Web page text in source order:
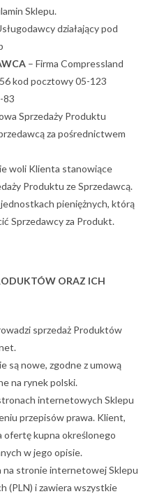
Sklepu.
działający pod
– Firma Compressland
kod pocztowy 05-123
83
Sprzedaży Produktu
za pośrednictwem
woli Klienta stanowiące
Produktu ze Sprzedawcą.
pieniężnych, którą
Sprzedawcy za Produkt.
ORAZ ICH
sprzedaż Produktów
są nowe, zgodne z umową
na rynek polski.
internetowych Sklepu
przepisów prawa. Klient,
ofertę kupna określonego
w jego opisie.
na stronie internetowej Sklepu
(PLN) i zawiera wszystkie